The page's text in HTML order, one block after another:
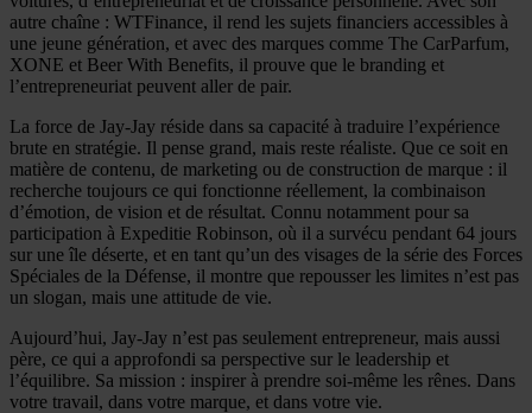
autre chaîne : WTFinance, il rend les sujets financiers accessibles à
une jeune génération, et avec des marques comme The CarParfum,
XONE et Beer With Benefits, il prouve que le branding et
l’entrepreneuriat peuvent aller de pair.
La force de Jay-Jay réside dans sa capacité à traduire l’expérience
brute en stratégie. Il pense grand, mais reste réaliste. Que ce soit en
matière de contenu, de marketing ou de construction de marque : il
recherche toujours ce qui fonctionne réellement, la combinaison
d’émotion, de vision et de résultat. Connu notamment pour sa
participation à Expeditie Robinson, où il a survécu pendant 64 jours
sur une île déserte, et en tant qu’un des visages de la série des Forces
Spéciales de la Défense, il montre que repousser les limites n’est pas
un slogan, mais une attitude de vie.
Aujourd’hui, Jay-Jay n’est pas seulement entrepreneur, mais aussi
père, ce qui a approfondi sa perspective sur le leadership et
l’équilibre. Sa mission : inspirer à prendre soi-même les rênes. Dans
votre travail, dans votre marque, et dans votre vie.